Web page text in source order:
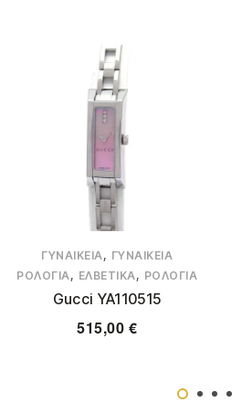
ΓΥΝΑΙΚΕΊΑ , ΓΥΝΑΙΚΕΊΑ
ΡΟΛΌΓΙΑ , ΕΛΒΕΤΙΚΆ , ΡΟΛΌΓΙΑ
Gucci YA110515
515,00 €